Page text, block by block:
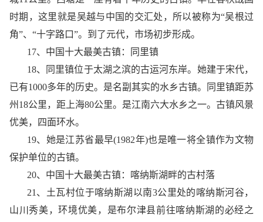
时期，这里就是吴越与中国的交汇处，所以被称为“吴根过
角”、“十字路口”。到了元代，市场初步形成。
17、中国十大最美古镇：同里镇
18、同里镇位于太湖之滨的古运河东岸。她建于宋代，
已有1000多年的历史。是名副其实的水乡古镇。同里镇距苏
州18公里，距上海80公里。是江南六大水乡之一。古镇风景
优美，四面环水。
19、她是江苏省最早(1982年)也是唯一将全镇作为文物
保护单位的古镇。
20、中国十大最美古镇：喀纳斯湖畔的古村落
21、土瓦村位于喀纳斯湖以南3公里处的喀纳斯河谷，
山川秀美，环境优美，是布尔津县前往喀纳斯湖的必经之